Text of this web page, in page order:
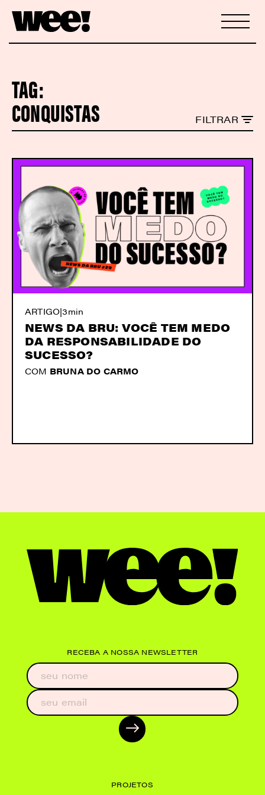
TAG:
CONQUISTAS FILTRAR
ARTIGO|3min
NEWS DA BRU: VOCÊ TEM MEDO
DA RESPONSABILIDADE DO
SUCESSO?
COM BRUNA DO CARMO
RECEBA A NOSSA NEWSLETTER
PROJETOS